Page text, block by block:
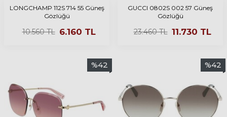
LONGCHAMP 112S 714 55 Güneş
Gözlüğü
10.560TL 6.160 TL
GUCCI 0802S 002 57 Güneş
Gözlüğü
23.460TL 11.730 TL
%42 %42